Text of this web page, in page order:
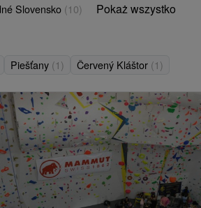
Slovensko (10) Pokaż wszystko
Piešťany (1) Červený Kláštor (1)